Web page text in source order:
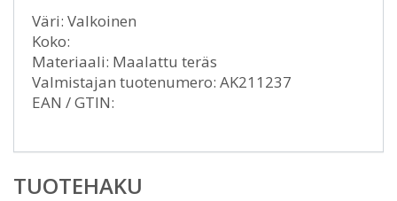
Väri: Valkoinen
Koko:
Materiaali: Maalattu teräs
Valmistajan tuotenumero: AK211237
EAN / GTIN:
TUOTEHAKU